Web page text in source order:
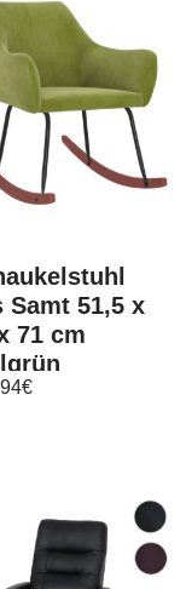
Samt 51,5 x
71 cm
€